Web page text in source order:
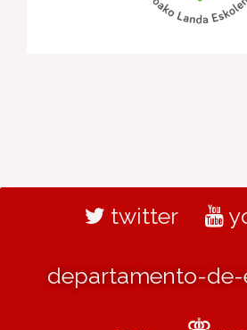
twitter
departamento-